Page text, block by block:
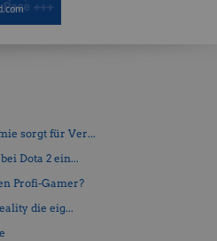
sorgt für Ver...
Dota 2 ein...
Profi-Gamer?
die eig...